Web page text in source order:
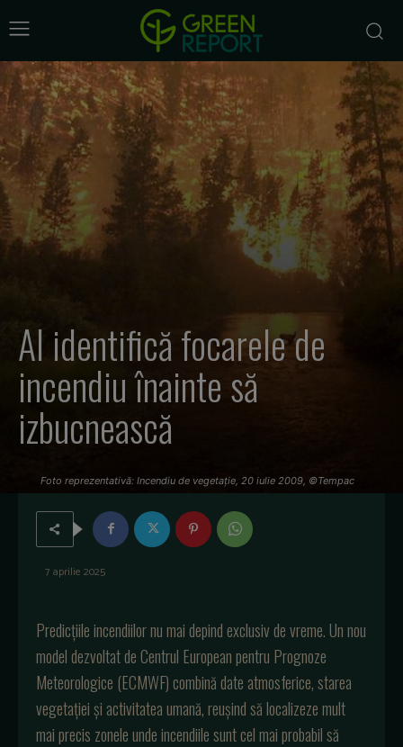
AI identifică focarele de
incendiu înainte să
izbucnească
Foto reprezentativă: Incendiu de vegetație, 20 iulie 2009, ©Tempac
7 aprilie 2025
Predicțiile incendiilor nu mai depind exclusiv de vreme. Un nou
model dezvoltat de Centrul European pentru Prognoze
Meteorologice (ECMWF) combină date atmosferice, starea
vegetației și activitatea umană, reușind să localizeze mult
mai precis zonele unde incendiile sunt cel mai probabil să